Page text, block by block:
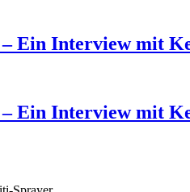
Ein Interview mit
Ein Interview mit